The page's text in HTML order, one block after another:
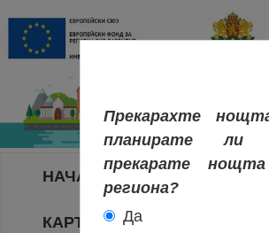
НАЧАЛО
КАРТА НА РЕГИОНИТЕ
Прекарахте
планирате ли
прекарате
региона?
Да